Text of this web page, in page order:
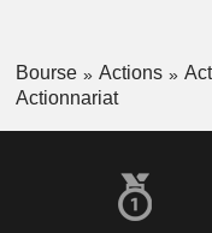
Bourse Actions
Actionnariat